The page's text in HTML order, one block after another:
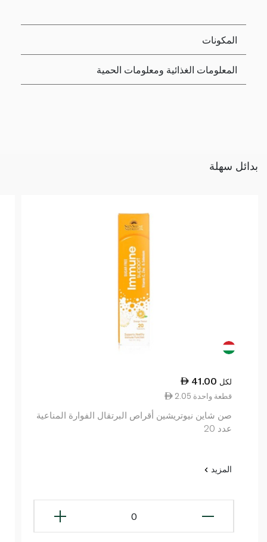
المكونات
المعلومات الغذائية ومعلومات الحمية
بدائل سهلة
41.00 لكل
2.05 قطعة واحدة
صن شاين نيوتريشين أقراص البرتقال الفوارة المناعية
عدد 20
المزيد
0